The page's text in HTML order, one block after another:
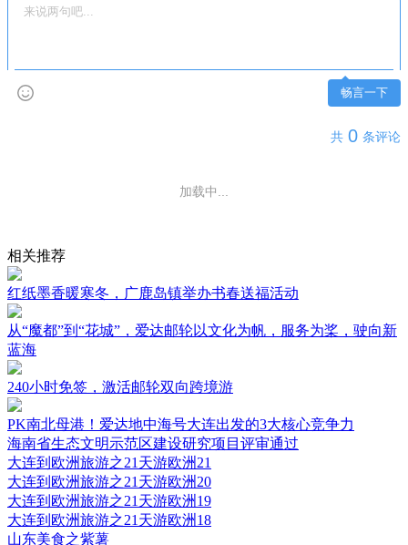
畅言一下
共 0 条评论
加载中...
相关推荐
红纸墨香暖寒冬，广鹿岛镇举办书春送福活动
从“魔都”到“花城”，爱达邮轮以文化为帆，服务为桨，驶向新
蓝海
240小时免签，激活邮轮双向跨境游
PK南北母港！爱达地中海号大连出发的3大核心竞争力
海南省生态文明示范区建设研究项目评审通过
大连到欧洲旅游之21天游欧洲21
大连到欧洲旅游之21天游欧洲20
大连到欧洲旅游之21天游欧洲19
大连到欧洲旅游之21天游欧洲18
山东美食之紫薯